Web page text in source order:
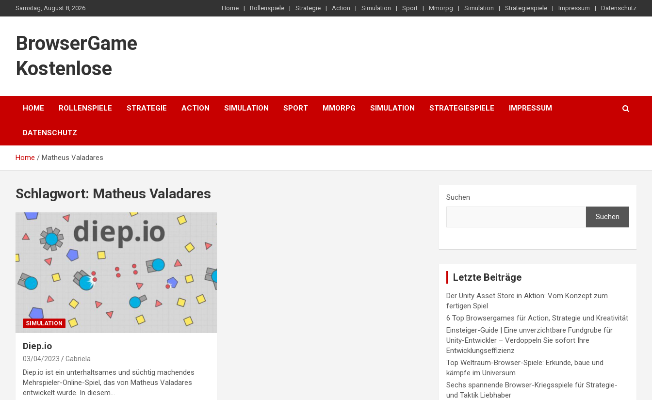
to
Samstag, August 8, 2026 Home Rollenspiele Strategie Action Simulation Sport Mmorpg Simulation Strategiespiele Impressum Datenschutz
BrowserGame
Kostenlose
HOME ROLLENSPIELE STRATEGIE ACTION SIMULATION SPORT MMORPG SIMULATION STRATEGIESPIELE IMPRESSUM
DATENSCHUTZ
Home Matheus Valadares
Schlagwort: Matheus Valadares
SIMULATION
Diep.io
03/04/2023 Gabriela
Diep.io ist ein unterhaltsames und süchtig machendes
Mehrspieler-Online-Spiel, das von Matheus Valadares
entwickelt wurde. In diesem…
Suchen
Suchen
Letzte Beiträge
Der Unity Asset Store in Aktion: Vom Konzept zum
fertigen Spiel
6 Top Browsergames für Action, Strategie und Kreativität
Einsteiger-Guide | Eine unverzichtbare Fundgrube für
Unity-Entwickler – Verdoppeln Sie sofort Ihre
Entwicklungseffizienz
Top Weltraum-Browser-Spiele: Erkunde, baue und
kämpfe im Universum
Sechs spannende Browser-Kriegsspiele für Strategie-
und Taktik Liebhaber